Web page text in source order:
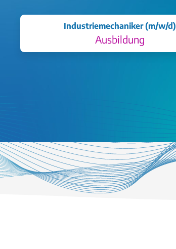
Industriemechaniker (m/w/d)
Ausbildung